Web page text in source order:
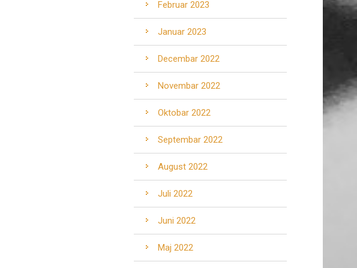
Februar 2023
Januar 2023
Decembar 2022
Novembar 2022
Oktobar 2022
Septembar 2022
August 2022
Juli 2022
Juni 2022
Maj 2022